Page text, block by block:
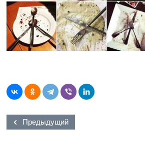
Предыдущий